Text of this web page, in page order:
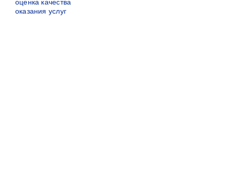
оценка качества
оказания услуг